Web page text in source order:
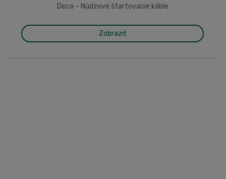
Deca – Núdzové štartovacie káble
Zobraziť